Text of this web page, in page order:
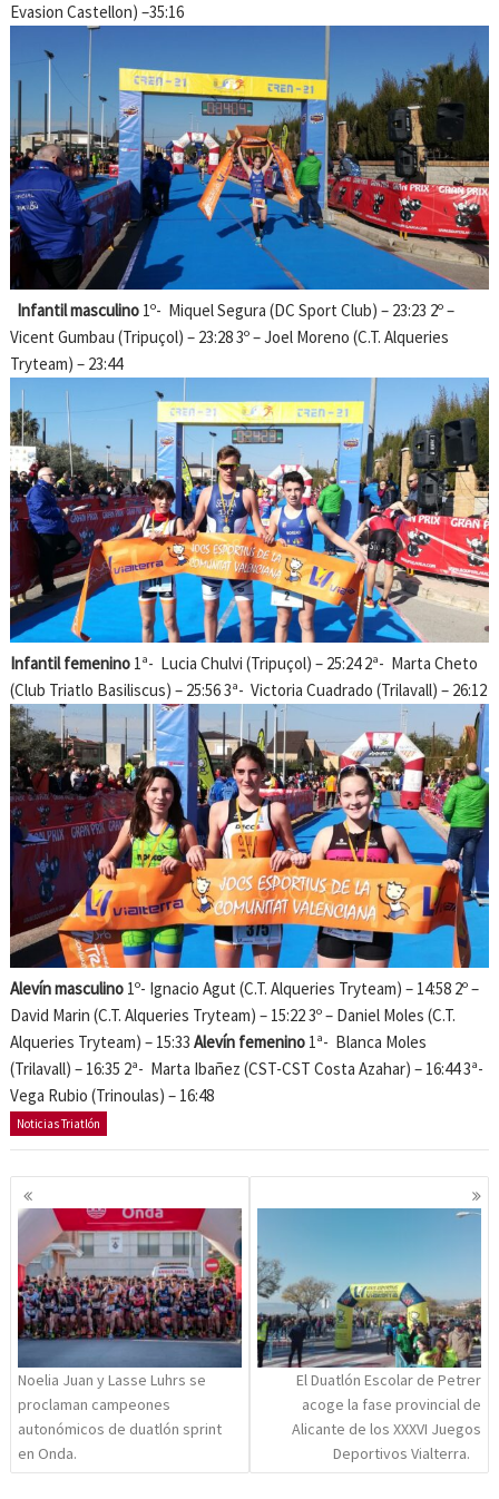
Evasion Castellon) –35:16
Infantil masculino 1º- Miquel Segura (DC Sport Club) – 23:23 2º –
Vicent Gumbau (Tripuçol) – 23:28 3º – Joel Moreno (C.T. Alqueries
Tryteam) – 23:44
Infantil femenino 1ª- Lucia Chulvi (Tripuçol) – 25:24 2ª- Marta Cheto
(Club Triatlo Basiliscus) – 25:56 3ª- Victoria Cuadrado (Trilavall) – 26:12
Alevín masculino 1º- Ignacio Agut (C.T. Alqueries Tryteam) – 14:58 2º –
David Marin (C.T. Alqueries Tryteam) – 15:22 3º – Daniel Moles (C.T.
Alqueries Tryteam) – 15:33Alevín femenino 1ª- Blanca Moles
(Trilavall) – 16:35 2ª- Marta Ibañez (CST-CST Costa Azahar) – 16:44 3ª-
Vega Rubio (Trinoulas) – 16:48
Noticias Triatlón
Navegación
de
entradas
Noelia Juan y Lasse Luhrs se
proclaman campeones
autonómicos de duatlón sprint
en Onda.
El Duatlón Escolar de Petrer
acoge la fase provincial de
Alicante de los XXXVI Juegos
Deportivos Vialterra.